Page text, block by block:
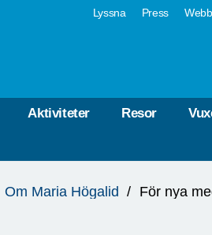
Lyssna Press
Aktiviteter Resor
Om Maria Högalid För nya